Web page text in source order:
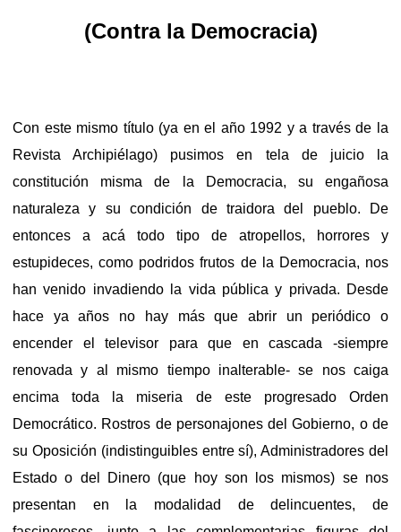
(Contra la Democracia)
Con este mismo título (ya en el año 1992 y a través de la
Revista Archipiélago) pusimos en tela de juicio la
constitución misma de la Democracia, su engañosa
naturaleza y su condición de traidora del pueblo. De
entonces a acá todo tipo de atropellos, horrores y
estupideces, como podridos frutos de la Democracia, nos
han venido invadiendo la vida pública y privada. Desde
hace ya años no hay más que abrir un periódico o
encender el televisor para que en cascada -siempre
renovada y al mismo tiempo inalterable- se nos caiga
encima toda la miseria de este progresado Orden
Democrático. Rostros de personajones del Gobierno, o de
su Oposición (indistinguibles entre sí), Administradores del
Estado o del Dinero (que hoy son los mismos) se nos
presentan en la modalidad de delincuentes, de